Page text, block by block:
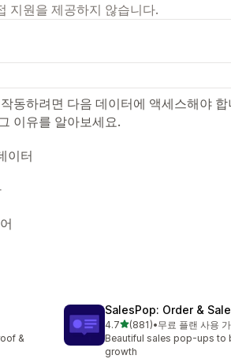
지원을 제공하지 않습니다.
동하려면 다음 데이터에 액세스해야
이유를 알아보세요.
이터
&
SalesPop: Order &
4.7별 5개 중
(881)
총 리뷰 881개
•무료 플랜 사용
Beautiful sales pop-ups to
growth